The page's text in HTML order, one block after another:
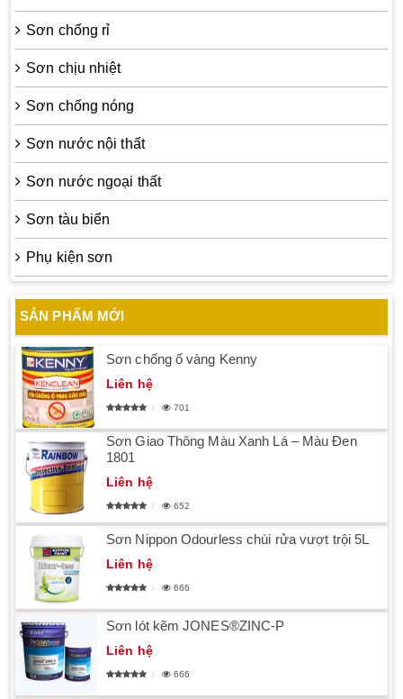
Sơn chống rỉ
Sơn chịu nhiệt
Sơn chống nóng
Sơn nước nội thất
Sơn nước ngoại thất
Sơn tàu biển
Phụ kiện sơn
SẢN PHẨM MỚI
Sơn chống ố vàng Kenny
Liên hệ
701
Sơn Giao Thông Màu Xanh Lá – Màu Đen
1801
Liên hệ
652
Sơn Nippon Odourless chùi rửa vượt trội 5L
Liên hệ
666
Sơn lót kẽm JONES®ZINC-P
Liên hệ
666